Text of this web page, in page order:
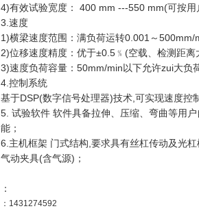
4)有效试验宽度： 400 mm ---550 mm(可按用
3.速度
1)横梁速度范围：满负荷运转0.001～500mm/
2)位移速度精度：优于±0.5﹪(空载、检测距离
3)速度负荷容量：50mm/min以下允许zui大负
4.控制系统
基于DSP(数字信号处理器)技术,可实现速度控
5. 试验软件 软件具备拉伸、压缩、弯曲等用
能；
6.主机框架 门式结构,要求具有丝杠传动及光
气动夹具(含气源)；
：
：1431274592